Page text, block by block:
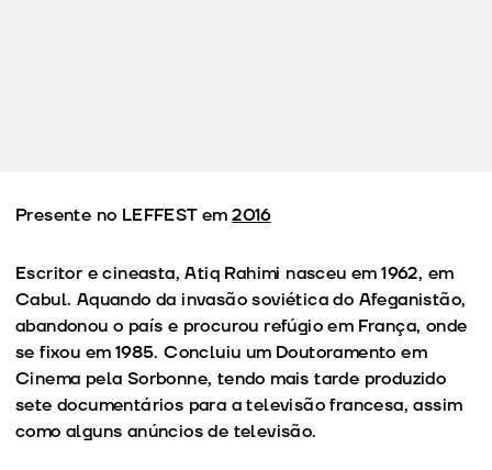
Presente no LEFFEST em2016
Escritor e cineasta, Atiq Rahimi nasceu em 1962, em
Cabul. Aquando da invasão soviética do Afeganistão,
abandonou o país e procurou refúgio em França, onde
se fixou em 1985. Concluiu um Doutoramento em
Cinema pela Sorbonne, tendo mais tarde produzido
sete documentários para a televisão francesa, assim
como alguns anúncios de televisão.